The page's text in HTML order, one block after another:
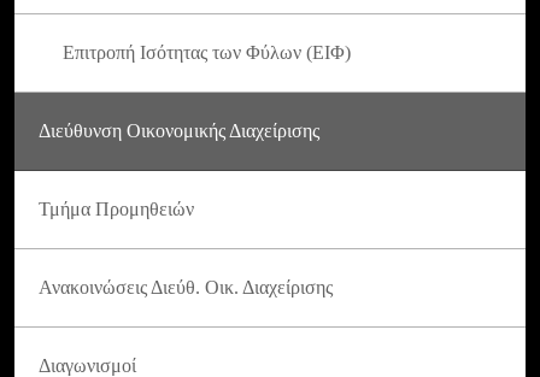
Επιτροπή Ισότητας των Φύλων (ΕΙΦ)
Διεύθυνση Οικονομικής Διαχείρισης
Τμήμα Προμηθειών
Ανακοινώσεις Διεύθ. Οικ. Διαχείρισης
Διαγωνισμοί